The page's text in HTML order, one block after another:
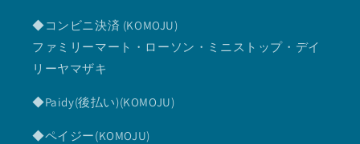
◆コンビニ決済 (KOMOJU)
ファミリーマート・ローソン・ミニストップ・デイ
リーヤマザキ
◆Paidy(後払い)(KOMOJU)
◆ペイジー(KOMOJU)